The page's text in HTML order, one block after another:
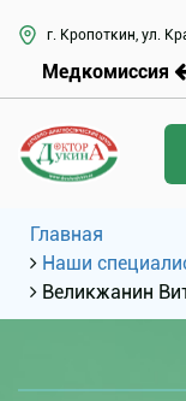
г. Кропоткин, ул.
Медкомиссия
Главная
Наши
Великжанин